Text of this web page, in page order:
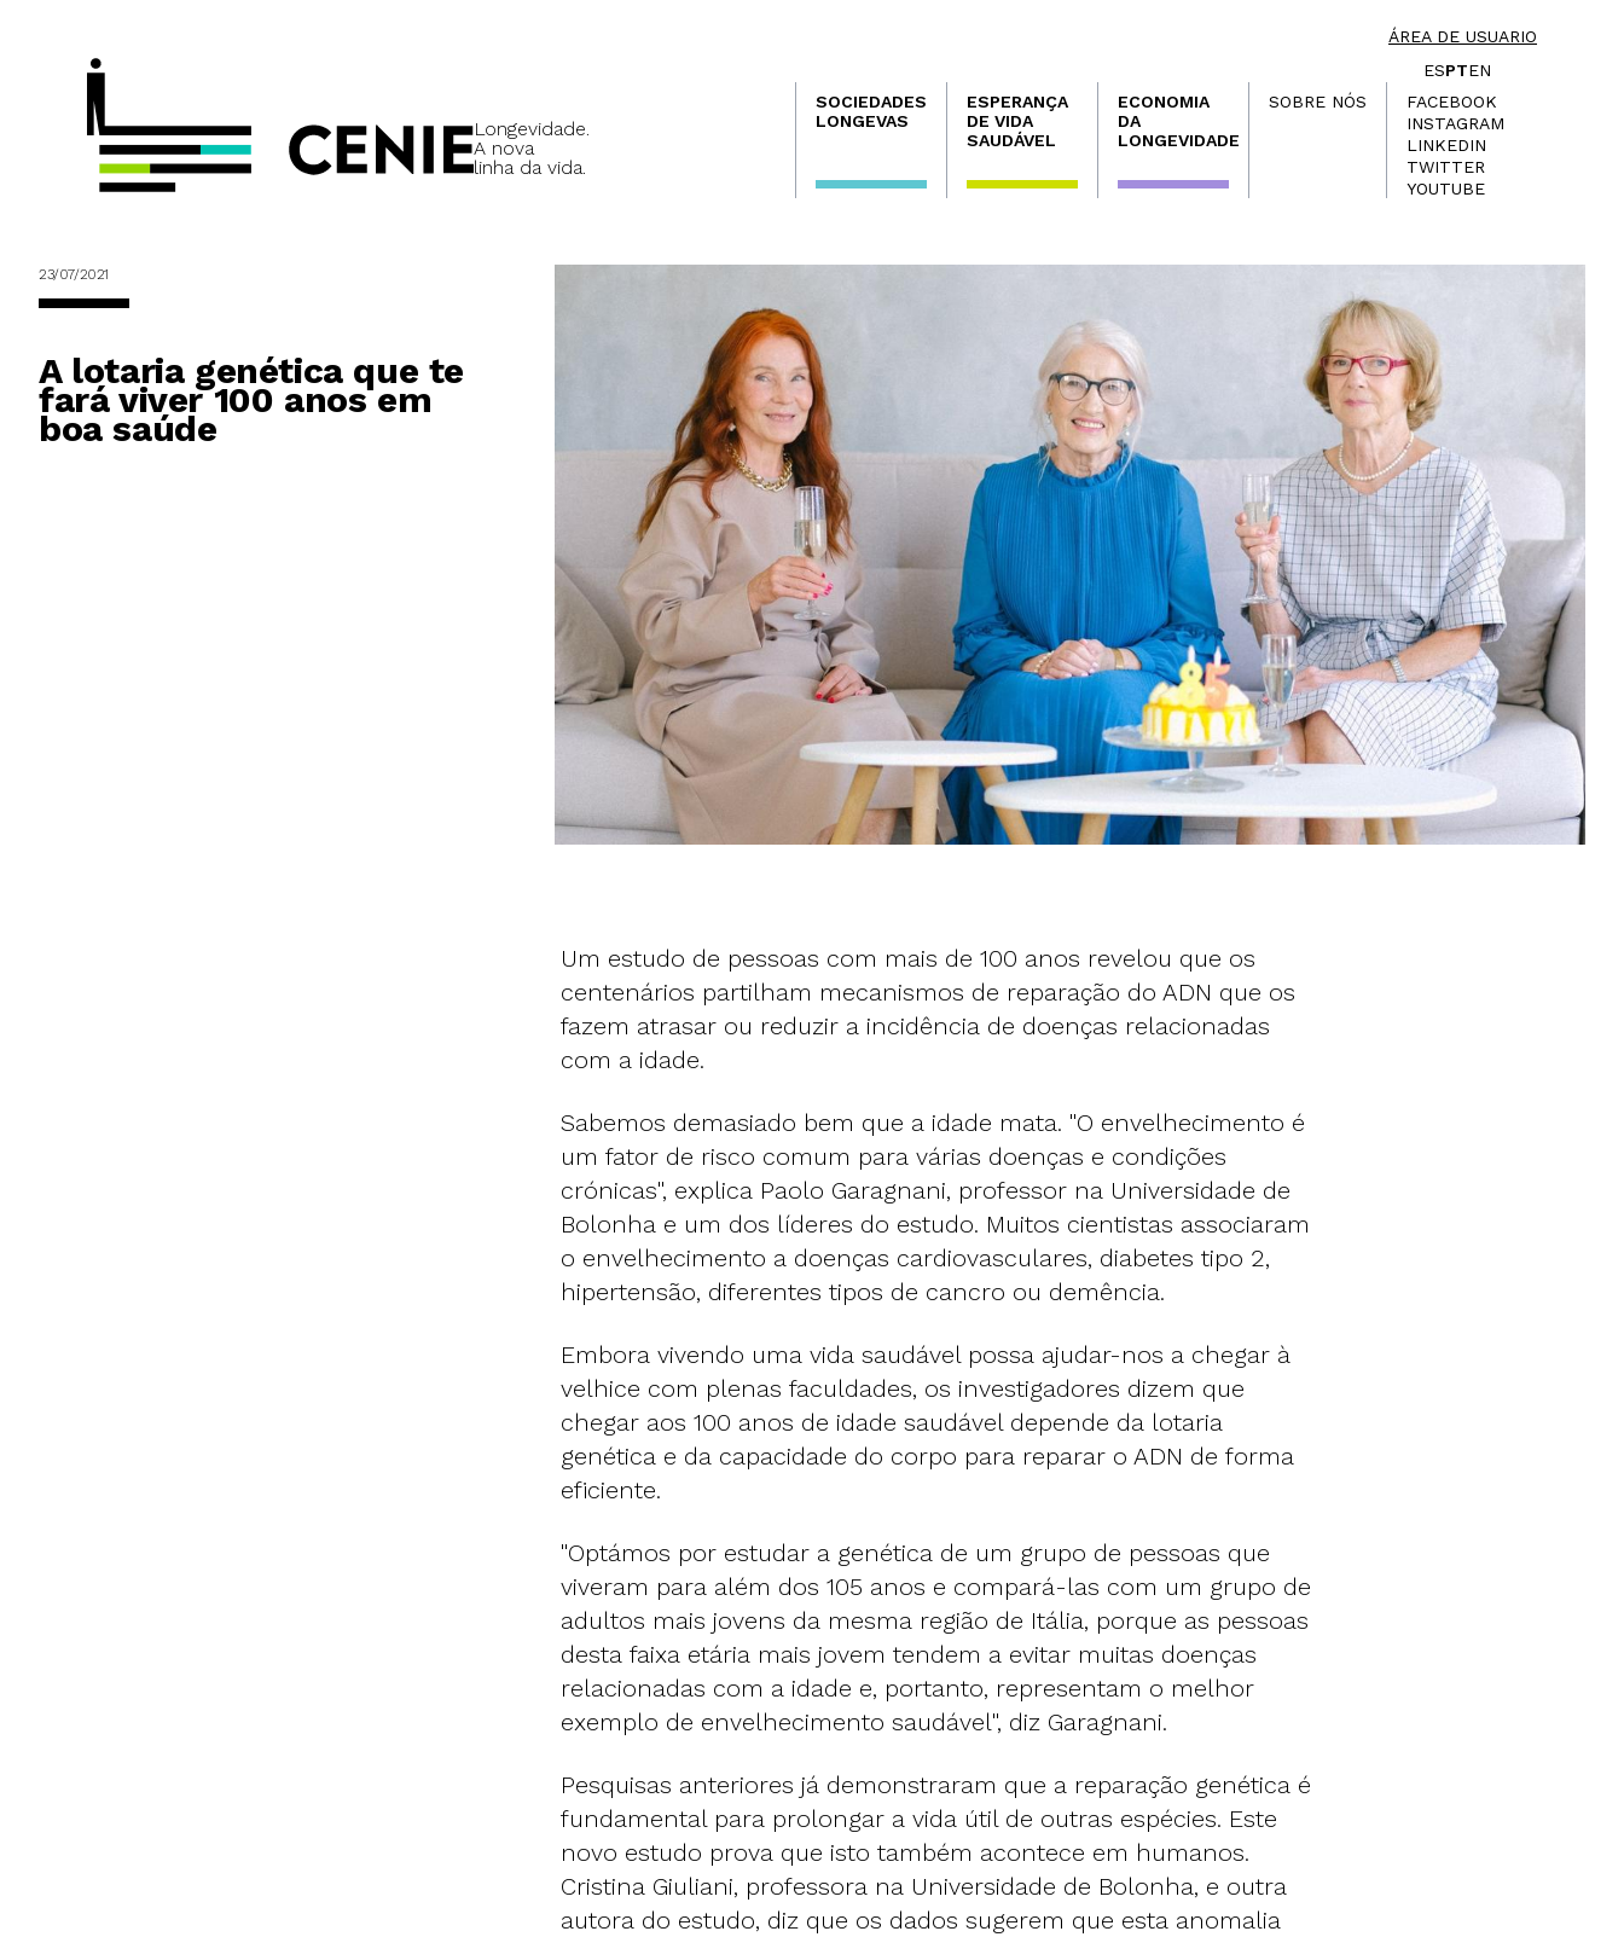
ÁREA DE USUARIO
Longevidade.
A nova
linha da vida.
ESPTEN
Navegación
principal
SOCIEDADES
LONGEVAS
ESPERANÇA
DE VIDA
SAUDÁVEL
ECONOMIA
DA
LONGEVIDADE
SOBRE NÓS
FACEBOOK
INSTAGRAM
LINKEDIN
TWITTER
YOUTUBE
23/07/2021
A lotaria genética que te
fará viver 100 anos em
boa saúde
Um estudo de pessoas com mais de 100 anos revelou que os
centenários partilham mecanismos de reparação do ADN que os
fazem atrasar ou reduzir a incidência de doenças relacionadas
com a idade.
Sabemos demasiado bem que a idade mata. "O envelhecimento é
um fator de risco comum para várias doenças e condições
crónicas", explica Paolo Garagnani, professor na Universidade de
Bolonha e um dos líderes do estudo. Muitos cientistas associaram
o envelhecimento a doenças cardiovasculares, diabetes tipo 2,
hipertensão, diferentes tipos de cancro ou demência.
Embora vivendo uma vida saudável possa ajudar-nos a chegar à
velhice com plenas faculdades, os investigadores dizem que
chegar aos 100 anos de idade saudável depende da lotaria
genética e da capacidade do corpo para reparar o ADN de forma
eficiente.
"Optámos por estudar a genética de um grupo de pessoas que
viveram para além dos 105 anos e compará-las com um grupo de
adultos mais jovens da mesma região de Itália, porque as pessoas
desta faixa etária mais jovem tendem a evitar muitas doenças
relacionadas com a idade e, portanto, representam o melhor
exemplo de envelhecimento saudável", diz Garagnani.
Pesquisas anteriores já demonstraram que a reparação genética é
fundamental para prolongar a vida útil de outras espécies. Este
novo estudo prova que isto também acontece em humanos.
Cristina Giuliani, professora na Universidade de Bolonha, e outra
autora do estudo, diz que os dados sugerem que esta anomalia